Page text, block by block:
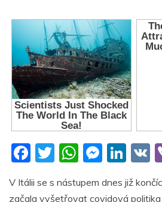
F
c
T
w
itt
W
at
M
ss
Li
n
k
K
V Itálii se s nástupem dnes již
začala vyšetřovat covidová